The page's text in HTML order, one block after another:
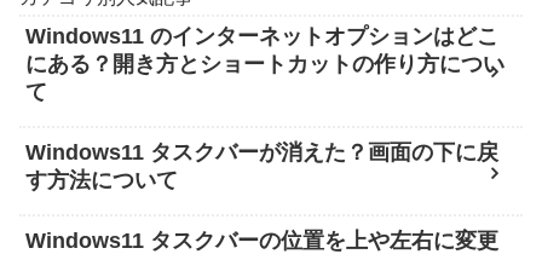
Windows11 のインターネットオプションはどこ
にある？開き方とショートカットの作り方につい
て
Windows11 タスクバーが消えた？画面の下に戻
す方法について
Windows11 タスクバーの位置を上や左右に変更